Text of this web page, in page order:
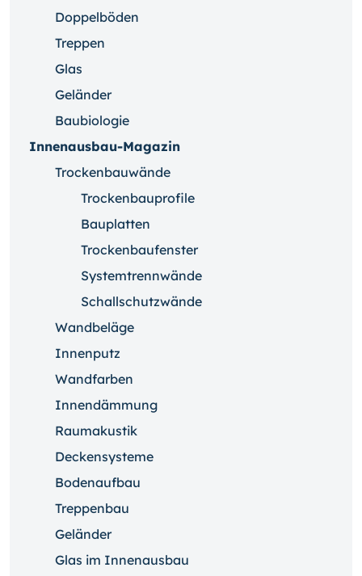
Doppelböden
Treppen
Glas
Geländer
Baubiologie
Innenausbau-Magazin
Trockenbauwände
Trockenbauprofile
Bauplatten
Trockenbaufenster
Systemtrennwände
Schallschutzwände
Wandbeläge
Innenputz
Wandfarben
Innendämmung
Raumakustik
Deckensysteme
Bodenaufbau
Treppenbau
Geländer
Glas im Innenausbau